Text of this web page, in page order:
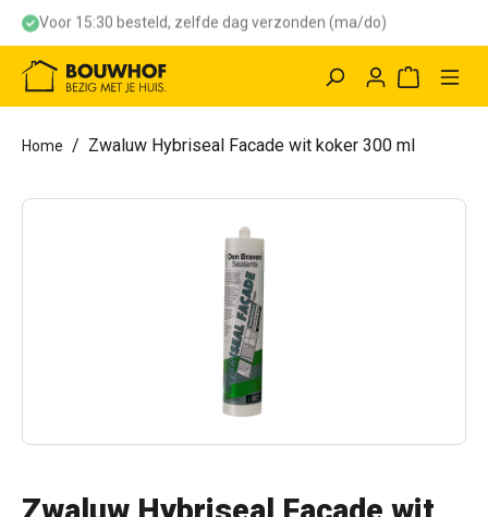
Voor 15:30 besteld, zelfde dag verzonden (ma/do)
Home Zwaluw Hybriseal Facade wit koker 300 ml